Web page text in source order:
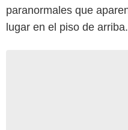
paranormales que
lugar en el piso de arriba.